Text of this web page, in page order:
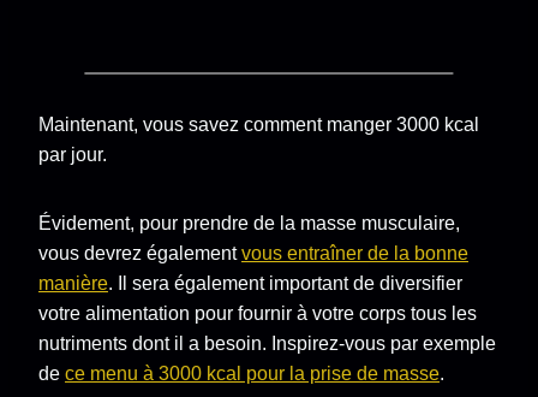
Maintenant, vous savez comment manger 3000 kcal
par jour.
Évidement, pour prendre de la masse musculaire,
vous devrez égalementvous entraîner de la bonne
manière. Il sera également important de diversifier
votre alimentation pour fournir à votre corps tous les
nutriments dont il a besoin. Inspirez-vous par exemple
de ce menu à 3000 kcal pour la prise de masse.